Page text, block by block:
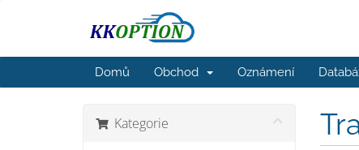
Domů Obchod Oznámení
Kategorie